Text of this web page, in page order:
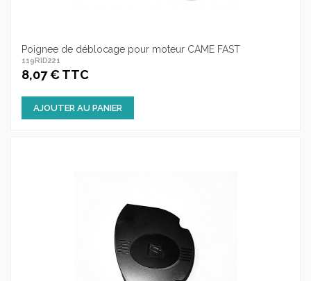
Poignee de déblocage pour moteur CAME FAST
119RID221
8,07 € TTC
AJOUTER AU PANIER